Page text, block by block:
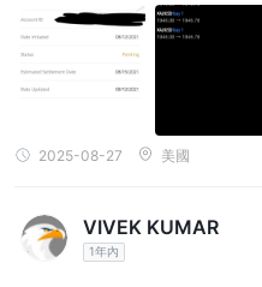
2025-08-27 美國
VIVEK KUMAR
1年內